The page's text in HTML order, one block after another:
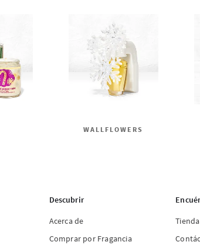
WALLFLOWERS
Descubrir
Acerca de
Comprar por Fragancia